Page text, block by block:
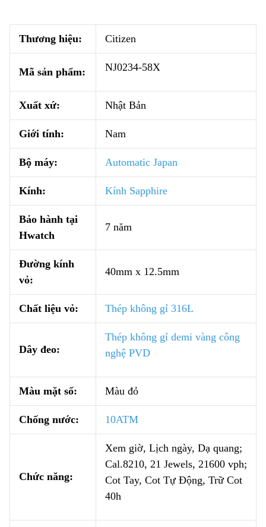
Thương hiệu: Citizen
Mã sản phẩm: NJ0234-58X
Xuất xứ: Nhật Bản
Giới tính: Nam
Bộ máy: Automatic Japan
Kính: Kính Sapphire
Bảo hành tại
Hwatch
7 năm
Đường kính
vỏ:
40mm x 12.5mm
Chất liệu vỏ: Thép không gỉ 316L
Dây đeo:
Thép không gỉ demi vàng công
nghệ PVD
Màu mặt số: Màu đỏ
Chống nước: 10ATM
Chức năng:
Xem giờ, Lịch ngày, Dạ quang;
Cal.8210, 21 Jewels, 21600 vph;
Cot Tay, Cot Tự Động, Trữ Cot
40h